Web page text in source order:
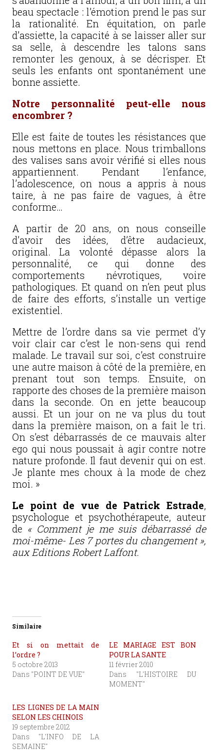
beau spectacle : l’émotion prend le pas sur
la rationalité. En équitation, on parle
d’assiette, la capacité à se laisser aller sur
sa selle, à descendre les talons sans
remonter les genoux, à se décrisper. Et
seuls les enfants ont spontanément une
bonne assiette.
Notre personnalité peut-elle nous
encombrer ?
Elle est faite de toutes les résistances que
nous mettons en place. Nous trimballons
des valises sans avoir vérifié si elles nous
appartiennent. Pendant l’enfance,
l’adolescence, on nous a appris à nous
taire, à ne pas faire de vagues, à être
conforme…
A partir de 20 ans, on nous conseille
d’avoir des idées, d’être audacieux,
original. La volonté dépasse alors la
personnalité, ce qui donne des
comportements névrotiques, voire
pathologiques. Et quand on n’en peut plus
de faire des efforts, s’installe un vertige
existentiel.
Mettre de l’ordre dans sa vie permet d’y
voir clair car c’est le non-sens qui rend
malade. Le travail sur soi, c’est construire
une autre maison à côté de la première, en
prenant tout son temps. Ensuite, on
rapporte des choses de la première maison
dans la seconde. On en jette beaucoup
aussi. Et un jour on ne va plus du tout
dans la première maison, on a fait le tri.
On s’est débarrassés de ce mauvais alter
ego qui nous poussait à agir contre notre
nature profonde. Il faut devenir qui on est.
Je plante mes choux à la mode de chez
moi. »
Le point de vue de Patrick Estrade,
psychologue et psychothérapeute, auteur
de « Comment je me suis débarrassé de
moi-même- Les 7 portes du changement »,
aux Editions Robert Laffont.
Similaire
Et si on mettait de
l’ordre ?
5 octobre 2013
Dans "POINT DE VUE"
LE MARIAGE EST BON
POUR LA SANTE
11 février 2010
Dans "L'HISTOIRE DU
MOMENT"
LES LIGNES DE LA MAIN
SELON LES CHINOIS
19 septembre 2012
Dans "L'INFO DE LA
SEMAINE"